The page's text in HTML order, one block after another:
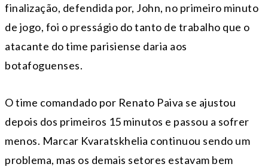
finalização, defendida por, John, no primeiro minuto
de jogo, foi o presságio do tanto de trabalho que o
atacante do time parisiense daria aos
botafoguenses.
O time comandado por Renato Paiva se ajustou
depois dos primeiros 15 minutos e passou a sofrer
menos. Marcar Kvaratskhelia continuou sendo um
problema, mas os demais setores estavam bem